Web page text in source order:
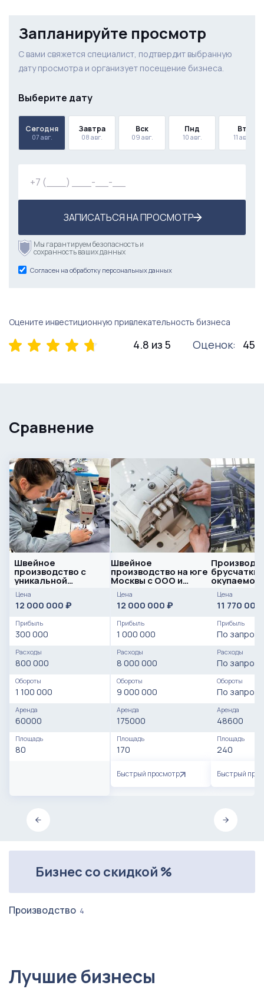
Запланируйте просмотр
С вами свяжется специалист, подтвердит выбранную
дату просмотра и организует посещение бизнеса.
Выберите дату
Сегодня
07 авг.
Завтра
08 авг.
Вск
09 авг.
Пнд
10 авг.
Вт
11 авг.
ЗАПИСАТЬСЯ НА ПРОСМОТР
Мы гарантируем безопасность и
сохранность ваших данных
Согласен на обработку персональных данных
Оцените инвестиционную привлекательность бизнеса
4.8 из 5 Оценок: 45
Сравнение
Швейное
производство с
уникальной
концепцией. 2
патента на
продукцию
Цена
12 000 000 ₽
Прибыль
300 000
Расходы
800 000
Обороты
1 100 000
Аренда
60000
Площадь
80
Швейное
производство на юге
Москвы с ООО и
личным брендом
Цена
12 000 000 ₽
Прибыль
1 000 000
Расходы
8 000 000
Обороты
9 000 000
Аренда
175000
Площадь
170
Быстрый просмотр
брусчатки
года
Цена
11 770 000
Прибыль
По запросу
Расходы
По запросу
Обороты
По запросу
Аренда
48600
Площадь
240
Быстрый
Бизнес со скидкой %
Производство 4
Лучшие бизнесы